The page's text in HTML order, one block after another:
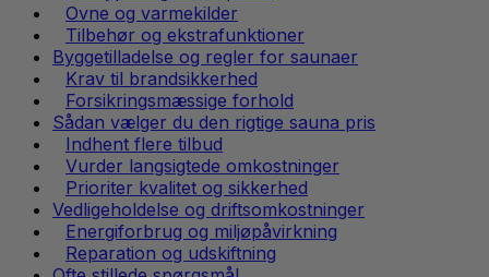
Ovne og varmekilder
Tilbehør og ekstrafunktioner
Byggetilladelse og regler for saunaer
Krav til brandsikkerhed
Forsikringsmæssige forhold
Sådan vælger du den rigtige sauna pris
Indhent flere tilbud
Vurder langsigtede omkostninger
Prioriter kvalitet og sikkerhed
Vedligeholdelse og driftsomkostninger
Energiforbrug og miljøpåvirkning
Reparation og udskiftning